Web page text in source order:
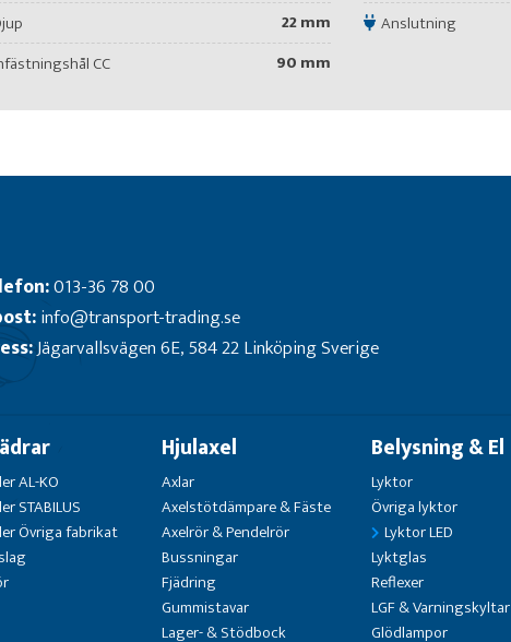
22 mm Anslutning
CC
90 mm
013-36 78 00
info@transport-trading.se
Jägarvallsvägen 6E, 584 22 Linköping Sverige
AL-KO
STABILUS
Övriga fabrikat
Hjulaxel
Axlar
Axelstötdämpare & Fäste
Axelrör & Pendelrör
Bussningar
Fjädring
Gummistavar
Lager- & Stödbock
Belysning & El
Lyktor
Övriga lyktor
Lyktor LED
Lyktglas
Reflexer
LGF & Varningskyltar
Glödlampor